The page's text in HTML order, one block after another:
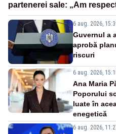
partenerei sale: „Am
6 aug. 2026,
Guvernul a
aprobă
riscuri
6 aug. 2026,
Ana Maria
Poporului
luate în
enegetică
6 aug. 2026,